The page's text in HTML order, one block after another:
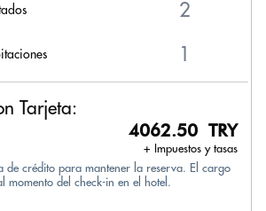
Tarjeta:
4062.50 TRY
+ Impuestos y tasas
de crédito para mantener la reserva. El cargo
momento del check-in en el hotel.